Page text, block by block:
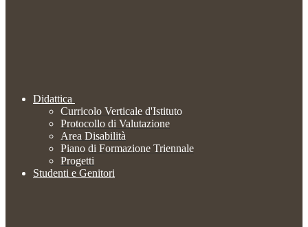
Didattica
Curricolo Verticale d'Istituto
Protocollo di Valutazione
Area Disabilità
Piano di Formazione Triennale
Progetti
Studenti e Genitori